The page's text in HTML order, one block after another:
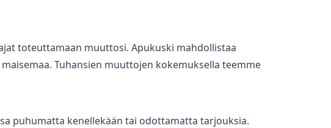
toteuttamaan muuttosi. Apukuski mahdollistaa
Tuhansien muuttojen kokemuksella teemme
puhumatta kenellekään tai odottamatta tarjouksia.